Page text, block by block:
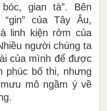
gian tà”. Bên
của Tây Âu,
linh kiện rởm của
người chúng ta
của mình để được
phúc bố thi, nhưng
mô ngầm ý về